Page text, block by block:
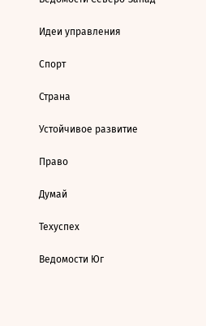
Идеи управления
Спорт
Страна
Устойчивое развитие
Право
Думай
Техуспех
Ведомости Юг